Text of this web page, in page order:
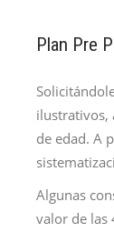
Plan Pre
ilustrativos,
de edad. A
Algunas
valor de las